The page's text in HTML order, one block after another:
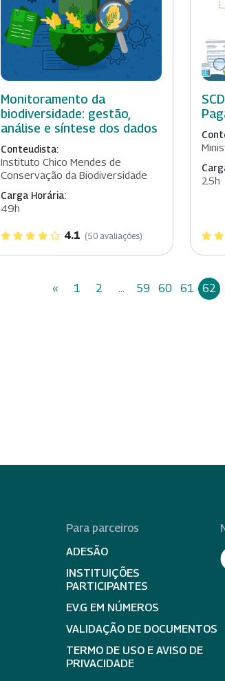
Monitoramento da
biodiversidade: gestão,
análise e síntese dos dados
Conteudista:
Instituto Chico Mendes de
Conservação da Biodiversidade
Carga Horária:
49h
4.1 (50 avaliações)
25h
« 1 2 ... 59 60 61 62
Para parceiros
ADESÃO
INSTITUIÇÕES
PARTICIPANTES
EV.G EM NÚMEROS
VALIDAÇÃO DE DOCUMENTOS
TERMO DE USO E AVISO DE
PRIVACIDADE